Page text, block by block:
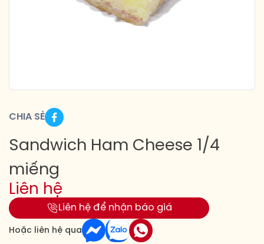
CHIA SẺ
Sandwich Ham Cheese 1/4
miếng
Liên hệ
Liên hệ để nhận báo giá
Hoặc liên hệ qua